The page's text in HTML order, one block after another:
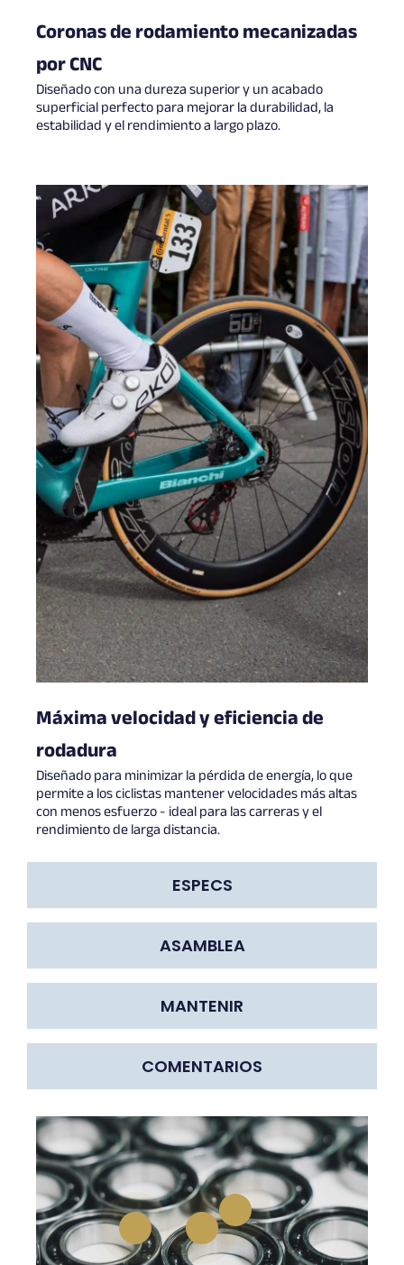
ESPECS
ASAMBLEA
MANTENIR
COMENTARIOS
Coronas de rodamiento mecanizadas
por CNC
Diseñado con una dureza superior y un acabado
superficial perfecto para mejorar la durabilidad, la
estabilidad y el rendimiento a largo plazo.
Máxima velocidad y eficiencia de
rodadura
Diseñado para minimizar la pérdida de energía, lo que
permite a los ciclistas mantener velocidades más altas
con menos esfuerzo - ideal para las carreras y el
rendimiento de larga distancia.